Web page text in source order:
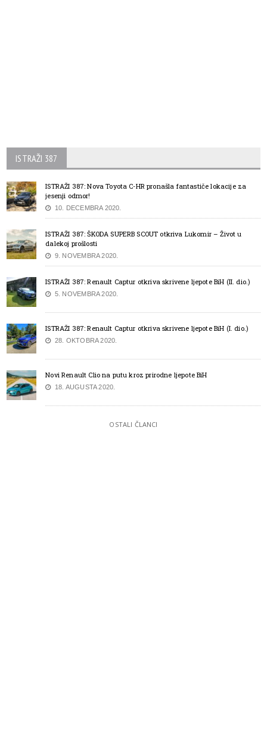
ISTRAŽI 387
ISTRAŽI 387: Nova Toyota C-HR pronašla fantastiče lokacije za
jesenji odmor!
10. DECEMBRA 2020.
ISTRAŽI 387: ŠKODA SUPERB SCOUT otkriva Lukomir – Život u
dalekoj prošlosti
9. NOVEMBRA 2020.
ISTRAŽI 387: Renault Captur otkriva skrivene ljepote BiH (II. dio.)
5. NOVEMBRA 2020.
ISTRAŽI 387: Renault Captur otkriva skrivene ljepote BiH (I. dio.)
28. OKTOBRA 2020.
Novi Renault Clio na putu kroz prirodne ljepote BiH
18. AUGUSTA 2020.
OSTALI ČLANCI